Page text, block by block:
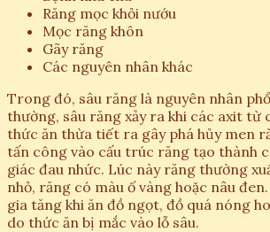
Răng mọc khỏi nướu
Mọc răng khôn
Gãy răng
Các nguyên nhân khác
Trong đó, sâu răng là nguyên nhân
thường, sâu răng xảy ra khi các axit từ
thức ăn thừa tiết ra gây phá hủy men
tấn công vào cấu trúc răng tạo thành
giác đau nhức. Lúc này răng thường
nhỏ, răng có màu ố vàng hoặc nâu
gia tăng khi ăn đồ ngọt, đồ quá nóng
do thức ăn bị mắc vào lỗ sâu.